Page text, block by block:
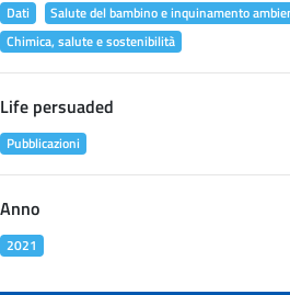
Dati
Salute del bambino e inquinamento
Chimica, salute e sostenibilità
Life persuaded
Pubblicazioni
Anno
2021